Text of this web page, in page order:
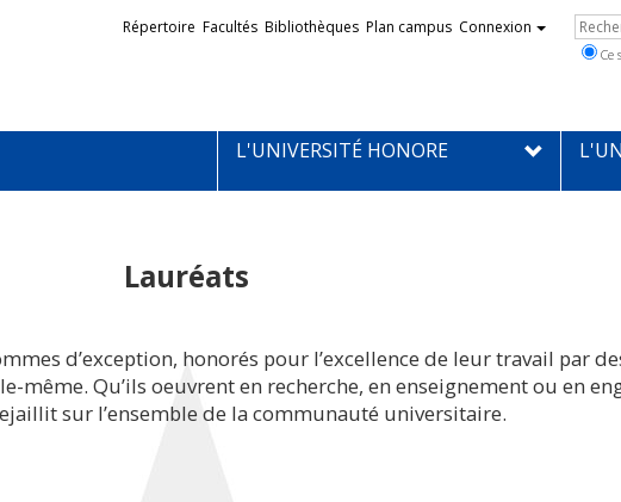
Liens
externes
Répertoire Facultés Bibliothèques Plan campus Connexion
Ce
L'UNIVERSITÉ HONORE
Lauréats
d’exception, honorés pour l’excellence de leur travail par
même. Qu’ils oeuvrent en recherche, en enseignement ou en
sur l’ensemble de la communauté universitaire.